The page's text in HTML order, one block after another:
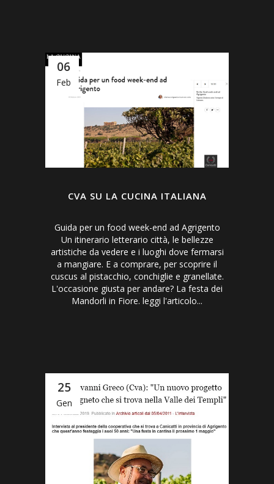
06
Feb
CVA SU LA CUCINA ITALIANA
Guida per un food week-end ad Agrigento
Un itinerario letterario città, le bellezze
artistiche da vedere e i luoghi dove fermarsi
a mangiare. E a comprare, per scoprire il
cuscus al pistacchio, conchiglie e granellate.
L'occasione giusta per andare? La festa dei
Mandorli in Fiore. leggi l'articolo...
25
Gen